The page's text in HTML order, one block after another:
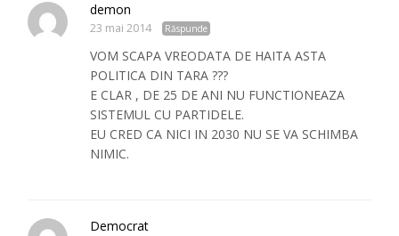
demon
23 mai 2014 Răspunde
VOM SCAPA VREODATA DE HAITA ASTA
POLITICA DIN TARA ???
E CLAR , DE 25 DE ANI NU FUNCTIONEAZA
SISTEMUL CU PARTIDELE.
EU CRED CA NICI IN 2030 NU SE VA SCHIMBA
NIMIC.
Democrat